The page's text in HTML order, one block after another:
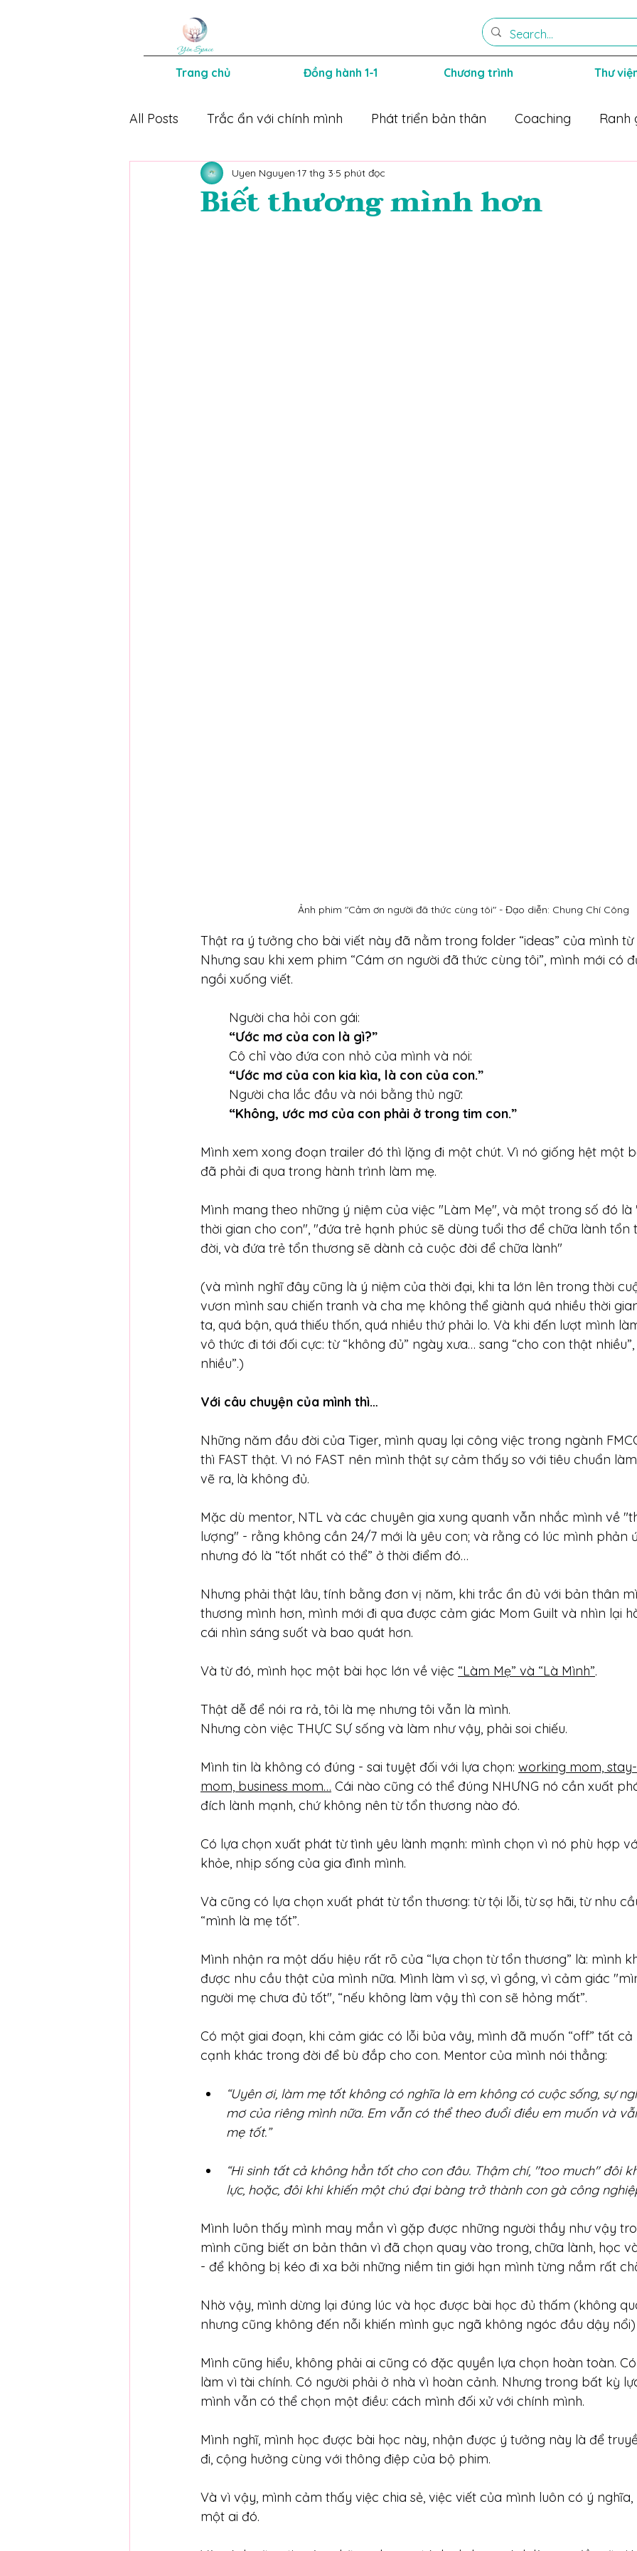
Trang chủ Đồng hành 1-1 Chương trình Thư
All Posts Trắc ẩn với chính mình Phát triển bản thân Coaching Ranh
Mẹ an con khoẻ Sách hay Cha mẹ trắc ẩn
Biết thương mình hơn
Uyen Nguyen 17 thg 3 5 phút đọc
Ảnh phim "Cảm ơn người đã thức cùng tôi" - Đạo diễn: Chung Chí Công
Thật ra ý tưởng cho bài viết này đã nằm trong folder “ideas” của mình từ
Nhưng sau khi xem phim “Cám ơn người đã thức cùng tôi”, mình mới có
ngồi xuống viết.
Người cha hỏi con gái:
“Ước mơ của con là gì?”
Cô chỉ vào đứa con nhỏ của mình và nói:
“Ước mơ của con kia kìa, là con của con.”
Người cha lắc đầu và nói bằng thủ ngữ:
“Không, ước mơ của con phải ở trong tim con.”
Mình xem xong đoạn trailer đó thì lặng đi một chút. Vì nó giống hệt một
đã phải đi qua trong hành trình làm mẹ.
Mình mang theo những ý niệm của việc "Làm Mẹ", và một trong số đó là
thời gian cho con", "đứa trẻ hạnh phúc sẽ dùng tuổi thơ để chữa lành tổn
đời, và đứa trẻ tổn thương sẽ dành cả cuộc đời để chữa lành"
(và mình nghĩ đây cũng là ý niệm của thời đại, khi ta lớn lên trong thời
vươn mình sau chiến tranh và cha mẹ không thể giành quá nhiều thời
ta, quá bận, quá thiếu thốn, quá nhiều thứ phải lo. Và khi đến lượt mình
vô thức đi tới đối cực: từ “không đủ” ngày xưa… sang “cho con thật
nhiều”.)
Với câu chuyện của mình thì…
Những năm đầu đời của Tiger, mình quay lại công việc trong ngành
thì FAST thật. Vì nó FAST nên mình thật sự cảm thấy so với tiêu chuẩn
vẽ ra, là không đủ.
Mặc dù mentor, NTL và các chuyên gia xung quanh vẫn nhắc mình về
lượng" - rằng không cần 24/7 mới là yêu con; và rằng có lúc mình phản
nhưng đó là “tốt nhất có thể” ở thời điểm đó…
Nhưng phải thật lâu, tính bằng đơn vị năm, khi trắc ẩn đủ với bản thân
thương mình hơn, mình mới đi qua được cảm giác Mom Guilt và nhìn lại
cái nhìn sáng suốt và bao quát hơn.
Và từ đó, mình học một bài học lớn về việc “Làm Mẹ” và “Là Mình”.
Thật dễ để nói ra rả, tôi là mẹ nhưng tôi vẫn là mình.
Nhưng còn việc THỰC SỰ sống và làm như vậy, phải soi chiếu.
Mình tin là không có đúng - sai tuyệt đối với lựa chọn: working mom,
mom, business mom… Cái nào cũng có thể đúng NHƯNG nó cần xuất
đích lành mạnh, chứ không nên từ tổn thương nào đó.
Có lựa chọn xuất phát từ tình yêu lành mạnh: mình chọn vì nó phù hợp
khỏe, nhịp sống của gia đình mình.
Và cũng có lựa chọn xuất phát từ tổn thương: từ tội lỗi, từ sợ hãi, từ nhu
“mình là mẹ tốt”.
Mình nhận ra một dấu hiệu rất rõ của “lựa chọn từ tổn thương” là: mình
được nhu cầu thật của mình nữa. Mình làm vì sợ, vì gồng, vì cảm giác
người mẹ chưa đủ tốt", “nếu không làm vậy thì con sẽ hỏng mất”.
Có một giai đoạn, khi cảm giác có lỗi bủa vây, mình đã muốn “off” tất cả
cạnh khác trong đời để bù đắp cho con. Mentor của mình nói thẳng:
“Uyên ơi, làm mẹ tốt không có nghĩa là em không có cuộc sống, sự
mơ của riêng mình nữa. Em vẫn có thể theo đuổi điều em muốn và
mẹ tốt.”
“Hi sinh tất cả không hẳn tốt cho con đâu. Thậm chí, "too much" đôi
lực, hoặc, đôi khi khiến một chú đại bàng trở thành con gà công
Mình luôn thấy mình may mắn vì gặp được những người thầy như vậy
mình cũng biết ơn bản thân vì đã chọn quay vào trong, chữa lành, học
- để không bị kéo đi xa bởi những niềm tin giới hạn mình từng nắm rất
Nhờ vậy, mình dừng lại đúng lúc và học được bài học đủ thấm (không
nhưng cũng không đến nỗi khiến mình gục ngã không ngóc đầu dậy nổi)
Mình cũng hiểu, không phải ai cũng có đặc quyền lựa chọn hoàn toàn.
làm vì tài chính. Có người phải ở nhà vì hoàn cảnh. Nhưng trong bất kỳ
mình vẫn có thể chọn một điều: cách mình đối xử với chính mình.
Mình nghĩ, mình học được bài học này, nhận được ý tưởng này là để
đi, cộng hưởng cùng với thông điệp của bộ phim.
Và vì vậy, mình cảm thấy việc chia sẻ, việc viết của mình luôn có ý
một ai đó.